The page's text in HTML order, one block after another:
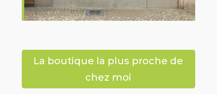
La boutique la plus proche de
chez moi